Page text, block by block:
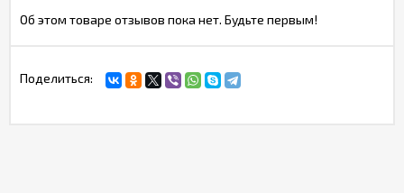
Об этом товаре отзывов пока нет. Будьте первым!
Поделиться: